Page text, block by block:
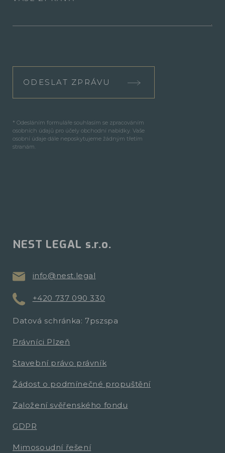
ODESLAT ZPRÁVU
* Odesláním formuláře souhlasím se zpracováním
osobních údajů pro účely obchodní nabídky. Vaše
osobní údaje dále neposkytujeme žádným třetím
stranám.
NEST LEGAL s.r.o.
info@nest.legal
+420 737 090 330
Datová schránka: 7pszspa
Právníci Plzeň
Stavební právo právník
Žádost o podmínečné propuštění
Založení svěřenského fondu
GDPR
Mimosoudní řešení